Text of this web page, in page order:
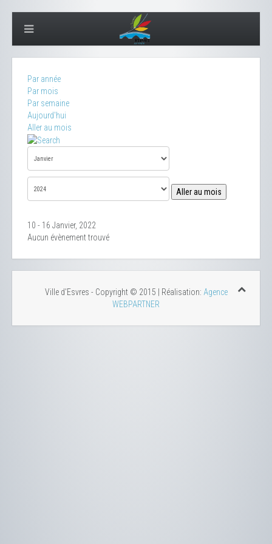
Par année
Par mois
Par semaine
Aujourd'hui
Aller au mois
Aller au mois
10 - 16 Janvier, 2022
Aucun évènement trouvé
Ville d'Esvres - Copyright © 2015 | Réalisation: Agence
WEBPARTNER